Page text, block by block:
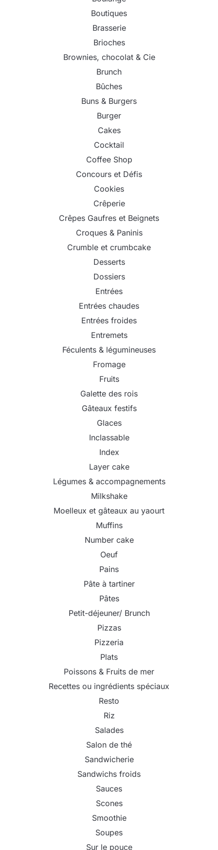
Boutiques
Brasserie
Brioches
Brownies, chocolat & Cie
Brunch
Bûches
Buns & Burgers
Burger
Cakes
Cocktail
Coffee Shop
Concours et Défis
Cookies
Crêperie
Crêpes Gaufres et Beignets
Croques & Paninis
Crumble et crumbcake
Desserts
Dossiers
Entrées
Entrées chaudes
Entrées froides
Entremets
Féculents & légumineuses
Fromage
Fruits
Galette des rois
Gâteaux festifs
Glaces
Inclassable
Index
Layer cake
Légumes & accompagnements
Milkshake
Moelleux et gâteaux au yaourt
Muffins
Number cake
Oeuf
Pains
Pâte à tartiner
Pâtes
Petit-déjeuner/ Brunch
Pizzas
Pizzeria
Plats
Poissons & Fruits de mer
Recettes ou ingrédients spéciaux
Resto
Riz
Salades
Salon de thé
Sandwicherie
Sandwichs froids
Sauces
Scones
Smoothie
Soupes
Sur le pouce